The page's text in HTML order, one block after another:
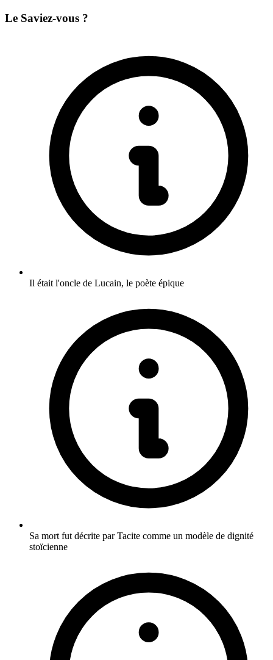
Le Saviez-vous ?
Il était l'oncle de Lucain, le poète épique
Sa mort fut décrite par Tacite comme un modèle de dignité
stoïcienne